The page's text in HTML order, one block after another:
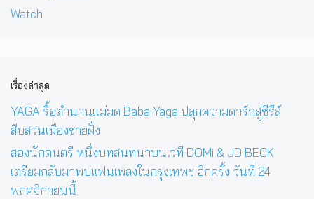
Watch
เรื่องล่าสุด
YAGA รื้อตำนานแม่มด Baba Yaga ปลุกความดาร์กสู่ซีรีส์
สืบสวนเมืองชายฝั่ง
สองนักดนตรี หนึ่งบทสนทนาบนเวที DOMi & JD BECK
เตรียมกลับมาพบแฟนเพลงในกรุงเทพฯ อีกครั้ง วันที่ 24
พฤศจิกายนนี้